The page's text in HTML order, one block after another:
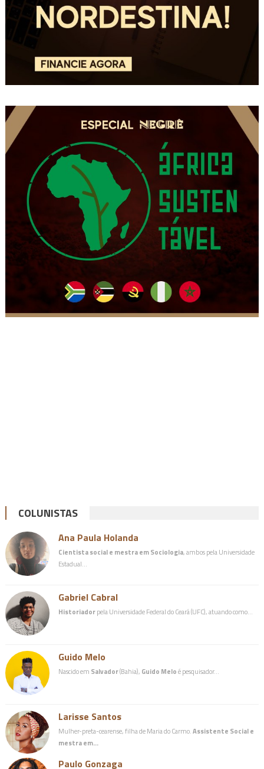
COLUNISTAS
Ana Paula Holanda
Cientista social e mestra em Sociologia, ambos pela Universidade
Estadual…
Gabriel Cabral
Historiadorpela Universidade Federal do Ceará (UFC), atuando como…
Guido Melo
Nascido em Salvador(Bahia), Guido Meloé pesquisador…
Larisse Santos
Mulher-preta-cearense, filha de Maria do Carmo.Assistente Social e
mestra em…
Paulo Gonzaga